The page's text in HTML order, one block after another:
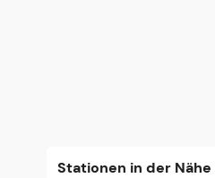
Stationen in der Nähe